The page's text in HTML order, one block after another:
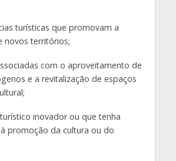
turísticas que promovam a
novos territórios;
com o aproveitamento de
e a revitalização de espaços
inovador ou que tenha
promoção da cultura ou do